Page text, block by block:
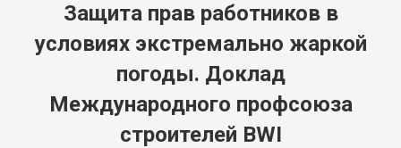
Защита прав работников в
условиях экстремально жаркой
погоды. Доклад
Международного профсоюза
строителей BWI